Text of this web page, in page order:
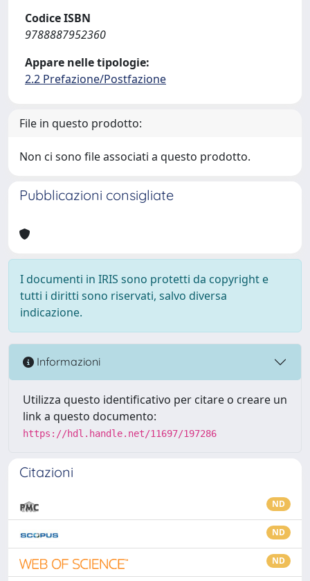
Codice ISBN
9788887952360
Appare nelle tipologie:
2.2 Prefazione/Postfazione
File in questo prodotto:
Non ci sono file associati a questo prodotto.
Pubblicazioni consigliate
I documenti in IRIS sono protetti da copyright e
tutti i diritti sono riservati, salvo diversa
indicazione.
Informazioni
Utilizza questo identificativo per citare o creare un
link a questo documento:
https://hdl.handle.net/11697/197286
Citazioni
ND
ND
ND